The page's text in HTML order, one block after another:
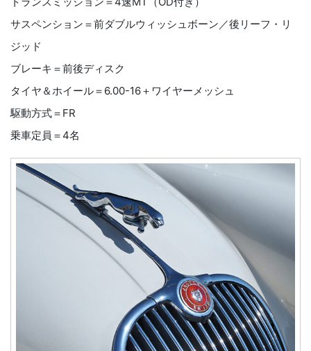
サスペンション＝前ダブルウィッシュボーン／後リーフ・リ
ジッド
ブレーキ＝前後ディスク
タイヤ＆ホイール＝6.00-16＋ワイヤーメッシュ
駆動方式＝FR
乗車定員＝4名